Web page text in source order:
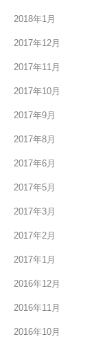
2018年1月
2017年12月
2017年11月
2017年10月
2017年9月
2017年8月
2017年6月
2017年5月
2017年3月
2017年2月
2017年1月
2016年12月
2016年11月
2016年10月